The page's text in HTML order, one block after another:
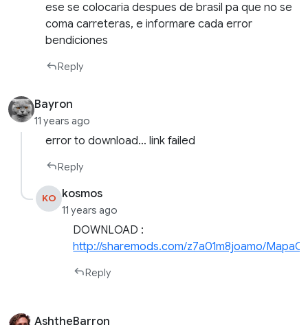
ese se colocaria despues de brasil pa que no se
coma carreteras, e informare cada error
bendiciones
Reply
Bayron
11 years ago
error to download… link failed
Reply
KO kosmos
11 years ago
DOWNLOAD :
http://sharemods.com/z7a01m8joamo/
Reply
AshtheBarron